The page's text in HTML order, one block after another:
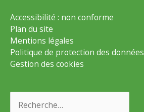
Accessibilité : non conforme
Plan du site
Mentions légales
Politique de protection des données
Gestion des cookies